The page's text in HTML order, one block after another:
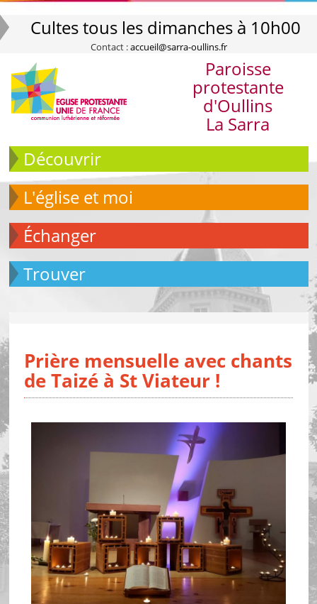
Cultes tous les dimanches à 10h00
Contact :accueil@sarra-oullins.fr
Paroisse
protestante
d'Oullins
La Sarra
Découvrir
L'église et moi
échanger
Trouver
Prière mensuelle avec chants
de Taizé à St Viateur !